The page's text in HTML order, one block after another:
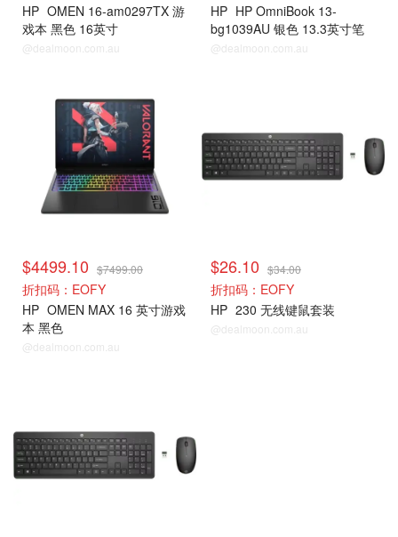
HP OMEN 16-am0297TX 游
戏本 黑色 16英寸
@dealmoon.com.au
HP HP OmniBook 13-
bg1039AU 银色 13.3英寸笔
记本
@dealmoon.com.au
$4499.10 $7499.00
折扣码：EOFY
HP OMEN MAX 16 英寸游戏
本 黑色
@dealmoon.com.au
$26.10 $34.00
折扣码：EOFY
HP 230 无线键鼠套装
@dealmoon.com.au